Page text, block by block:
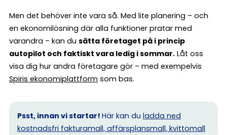
Men det behöver inte vara så. Med lite planering – och
en ekonomilösning där alla funktioner pratar med
varandra – kan du sätta företaget på i princip
autopilot och faktiskt vara ledig i sommar. Låt oss
visa dig hur andra företagare gör – med exempelvis
Spiris ekonomiplattform som bas.
Psst, innan vi startar! Här kan du ladda ned
kostnadsfri fakturamall, affärsplansmall, kvittomall